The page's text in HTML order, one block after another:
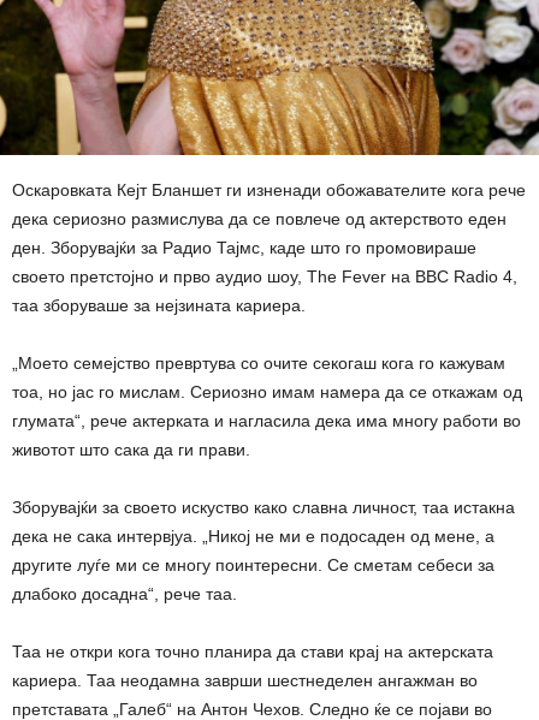
Оскаровката Кејт Бланшет ги изненади обожавателите кога рече
дека сериозно размислува да се повлече од актерството еден
ден. Зборувајќи за Радио Тајмс, каде што го промовираше
своето претстојно и прво аудио шоу, The Fever на BBC Radio 4,
таа зборуваше за нејзината кариера.
„Моето семејство превртува со очите секогаш кога го кажувам
тоа, но јас го мислам. Сериозно имам намера да се откажам од
глумата“, рече актерката и нагласила дека има многу работи во
животот што сака да ги прави.
Зборувајќи за своето искуство како славна личност, таа истакна
дека не сака интервјуа. „Никој не ми е подосаден од мене, а
другите луѓе ми се многу поинтересни. Се сметам себеси за
длабоко досадна“, рече таа.
Таа не откри кога точно планира да стави крај на актерската
кариера. Таа неодамна заврши шестнеделен ангажман во
претставата „Галеб“ на Антон Чехов. Следно ќе се појави во